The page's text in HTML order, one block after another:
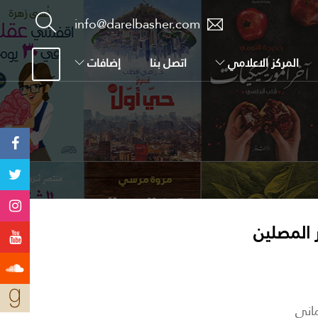
info@darelbasher.com
المركز الاعلامي اتصل بنا إضافات
المصلين